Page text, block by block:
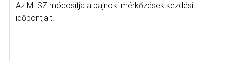
Az MLSZ módosítja a bajnoki mérkőzések kezdési
időpontjait.